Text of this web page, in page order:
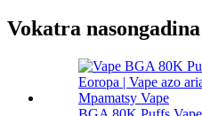
Vokatra nasongadina